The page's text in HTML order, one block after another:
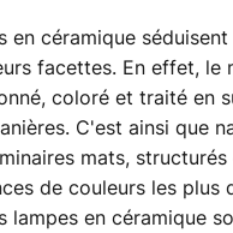
en céramique
facettes. En effet, le
coloré et traité en
C'est ainsi que
mats, structurés
de couleurs les plus
lampes en céramique